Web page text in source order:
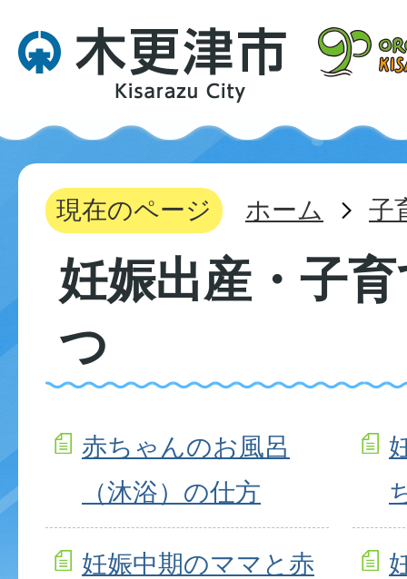
現在のページ ホーム 子
妊娠出産・子
つ
赤ちゃんのお風呂
（沐浴）の仕方
妊娠中期のママと赤